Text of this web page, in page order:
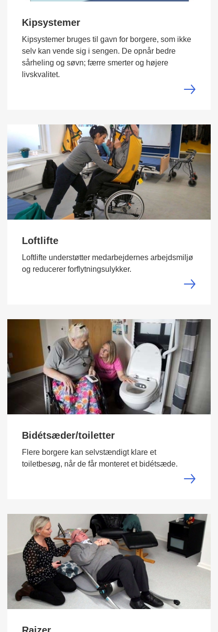
Kipsystemer
Kipsystemer bruges til gavn for borgere, som ikke
selv kan vende sig i sengen. De opnår bedre
sårheling og søvn; færre smerter og højere
livskvalitet.
Loftlifte
Loftlifte understøtter medarbejdernes arbejdsmiljø
og reducerer forflytningsulykker.
Bidétsæder/toiletter
Flere borgere kan selvstændigt klare et
toiletbesøg, når de får monteret et bidétsæde.